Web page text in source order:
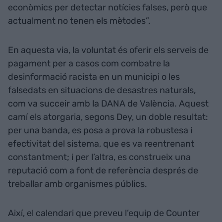
econòmics per detectar notícies falses, però que
actualment no tenen els mètodes”.
En aquesta via, la voluntat és oferir els serveis de
pagament per a casos com combatre la
desinformació racista en un municipi o les
falsedats en situacions de desastres naturals,
com va succeir amb la DANA de València. Aquest
camí els atorgaria, segons Dey, un doble resultat:
per una banda, es posa a prova la robustesa i
efectivitat del sistema, que es va reentrenant
constantment; i per l’altra, es construeix una
reputació com a font de referència després de
treballar amb organismes públics.
Així, el calendari que preveu l’equip de Counter